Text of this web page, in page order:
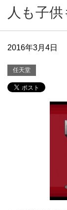
人も子
2016年3月4日
任天堂